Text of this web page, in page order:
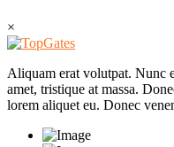
×
Aliquam erat volutpat. Nunc
amet, tristique at massa.
lorem aliquet eu. Donec